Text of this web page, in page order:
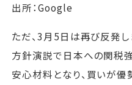
出所：Google
ただ、3月5日は再び反発し
方針演説で日本への関税
安心材料となり、買いが優